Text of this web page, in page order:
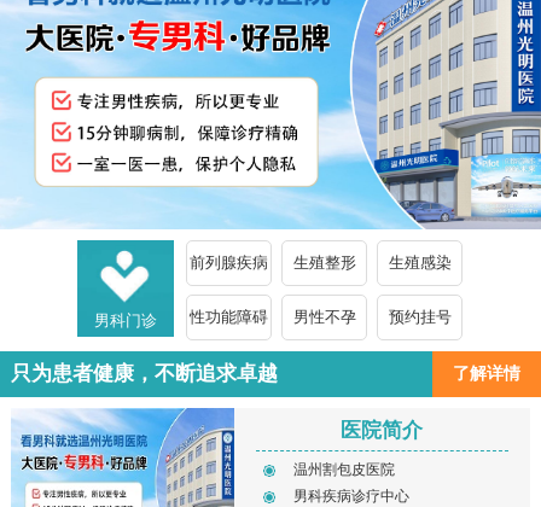
男科门诊
前列腺疾病 生殖整形 生殖感染
性功能障碍 男性不孕 预约挂号
只为患者健康，不断追求卓越 了解详情
医院简介
温州割包皮医院
男科疾病诊疗中心